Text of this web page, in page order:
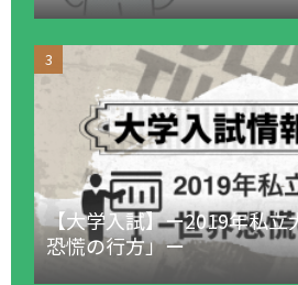
【大学入試】ー2019年私立
恐慌の行方」ー